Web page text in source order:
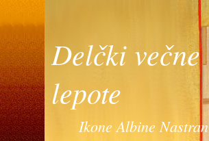
Delčki večne
lepote
Ikone Albine Nastran